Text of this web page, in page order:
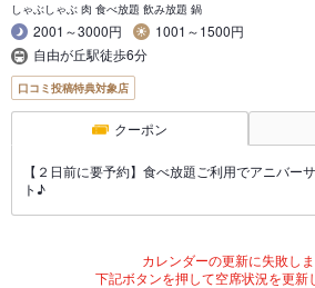
しゃぶしゃぶ 肉 食べ放題 飲み放題 鍋
2001～3000円
1001～1500円
自由が丘駅徒歩6分
口コミ投稿特典対象店
クーポン
【２日前に要予約】食べ放題ご利用でアニバー
ト♪
カレンダーの更新に失敗しま
下記ボタンを押して空席状況を更新